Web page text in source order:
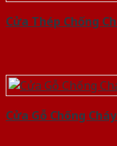
Cửa Thép Chống
Cửa Gỗ Chống